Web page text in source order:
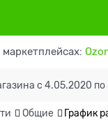
с 4.05.2020
Общие График